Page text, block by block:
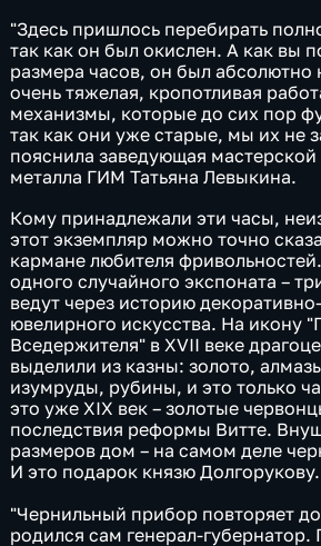
"Здесь пришлось перебирать
так как он был окислен. А как вы
размера часов, он был абсолютно
очень тяжелая, кропотливая
механизмы, которые до сих пор
так как они уже старые, мы их не
пояснила заведующая мастерской
металла ГИМ Татьяна Левыкина.
Кому принадлежали эти часы,
этот экземпляр можно точно
кармане любителя
одного случайного экспоната –
ведут через историю
ювелирного искусства. На икону
Вседержителя" в XVII веке
выделили из казны: золото,
изумруды, рубины, и это только
это уже XIX век – золотые
последствия реформы Витте.
размеров дом – на самом деле
И это подарок князю Долгорукову.
"Чернильный прибор повторяет
родился сам генерал-